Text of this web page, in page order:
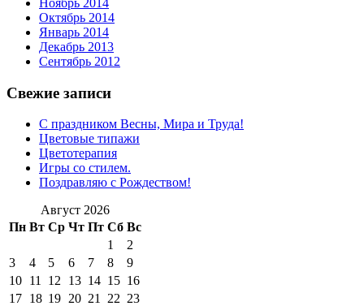
Ноябрь 2014
Октябрь 2014
Январь 2014
Декабрь 2013
Сентябрь 2012
Свежие записи
С праздником Весны, Мира и Труда!
Цветовые типажи
Цветотерапия
Игры со стилем.
Поздравляю с Рождеством!
Август 2026
Пн Вт Ср Чт Пт Сб Вс
1
2
3
4 5 6 7 8
9
10 11 12 13 14 15 16
17 18 19 20 21 22 23